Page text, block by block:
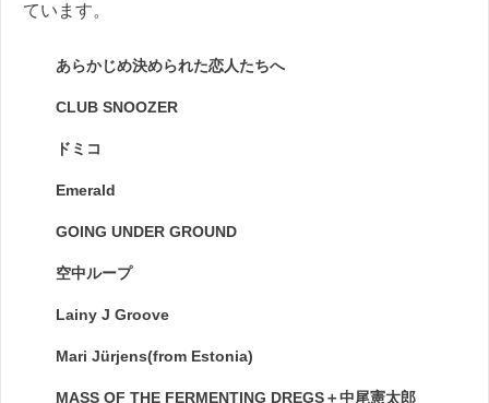
ています。
あらかじめ決められた恋人たちへ
CLUB SNOOZER
ドミコ
Emerald
GOING UNDER GROUND
空中ループ
Lainy J Groove
Mari Jürjens(from Estonia)
MASS OF THE FERMENTING DREGS＋中尾憲太郎